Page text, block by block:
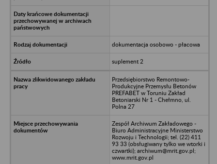
dokumentacja osobowo - płacowa
suplement 2
Przedsiębiorstwo Remontowo-
Produkcyjne Przemysłu Betonów
PREFABET w Toruniu Zakład
Betoniarski Nr 1 - Chełmno, ul.
Polna 27
Zespół Archiwum Zakładowego -
Biuro Administracyjne Ministerstwo
Rozwoju i Technologii; tel. (22) 411
93 33 (obsługiwany tylko we wtorki i
czwartki); archiwum@mrit.gov.pl;
www.mrit.gov.pl